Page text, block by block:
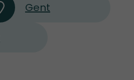
Gent